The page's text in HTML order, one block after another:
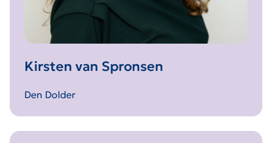
Kirsten van Spronsen
Den Dolder